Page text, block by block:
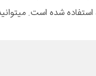
استفاده شده است.